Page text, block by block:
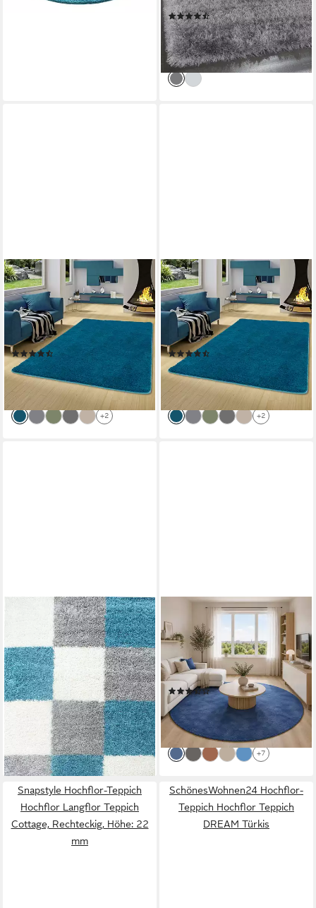
erhältlich (1708)
ab 18,55 € UVP89,99 €
-79%
lieferbar - in 4-5 Werktagen bei dir
SNAPSTYLE
Hochflor-Teppich Luxus
Hochflor Langflor Teppich
Milano, Rechteckig, Höhe: 43
mm
(13)
ab 49,90 € UVP 90,90 €
-45%
lieferbar - in 5-6 Werktagen bei dir
+2
SNAPSTYLE
Hochflor-Teppich Luxus
Hochflor Langflor Teppich
Milano, Rechteckig, Höhe: 43
mm
(13)
ab 49,90 € UVP 90,90 €
-45%
lieferbar - in 5-6 Werktagen bei dir
+2
SCHÖNESWOHNEN24
Hochflor-Teppich Hochflor
Teppich LIFE Türkis
ab 25,00 €
lieferbar - in 4-5 Werktagen bei dir
PERGAMON
Hochflor-Teppich Hochflor
Langflor Teppich Super Soft
Melia Rund, Rund, Höhe: 20
mm
(27)
ab 39,90 € UVP 79,90 €
-50%
lieferbar - in 3-4 Werktagen bei dir
+7
Snapstyle Hochflor-Teppich
Hochflor Langflor Teppich
Cottage, Rechteckig, Höhe: 22
mm
SchönesWohnen24 Hochflor-
Teppich Hochflor Teppich
DREAM Türkis